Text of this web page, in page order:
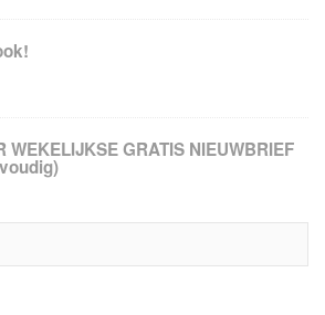
WEKELIJKSE GRATIS NIEUWBRIEF